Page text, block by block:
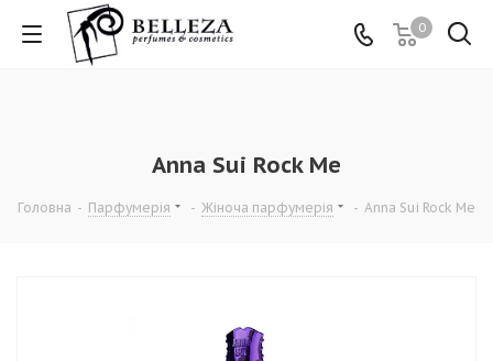
0
Anna Sui Rock Me
Головна - Парфумерія - Жіноча парфумерія - Anna Sui Rock Me